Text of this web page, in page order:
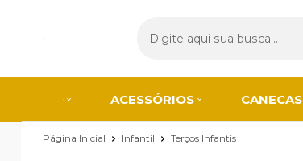
ACESSÓRIOS CANECAS
Página Inicial Infantil Terços Infantis